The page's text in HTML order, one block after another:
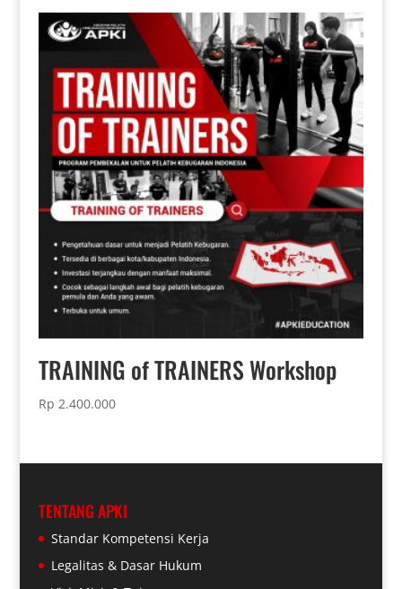
TRAINING of TRAINERS Workshop
Rp 2.400.000
TENTANG APKI
Standar Kompetensi Kerja
Legalitas & Dasar Hukum